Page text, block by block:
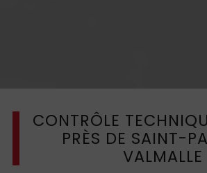
CONTRÔLE
PRÈS DE SAINT-
VALMALLE